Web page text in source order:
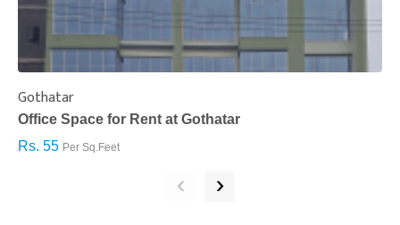
Gothatar
Office Space for Rent at Gothatar
Rs. 55 Per Sq.Feet
‹ ›